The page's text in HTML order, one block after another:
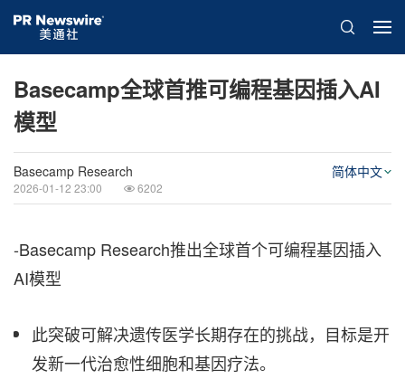
Basecamp全球首推可编程基因插入AI
模型
Basecamp Research
2026-01-12 23:00 6202
简体中文
-Basecamp Research推出全球首个可编程基因插入
AI模型
此突破可解决遗传医学长期存在的挑战，目标是开
发新一代治愈性细胞和基因疗法。